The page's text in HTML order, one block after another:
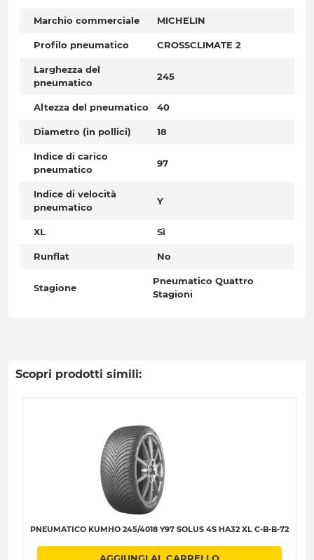
Marchio commerciale MICHELIN
Profilo pneumatico CROSSCLIMATE 2
Larghezza del
pneumatico
245
Altezza del pneumatico 40
Diametro (in pollici) 18
Indice di carico
pneumatico
97
Indice di velocità
pneumatico
Y
XL Sì
Runflat No
Stagione
Pneumatico Quattro
Stagioni
Scopri prodotti simili:
PNEUMATICO KUMHO 245/4018 Y97 SOLUS 4S HA32 XL C-B-B-72